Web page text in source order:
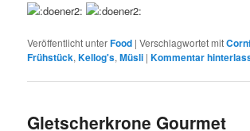
Veröffentlicht unterFood |Verschlagwortet mit
Frühstück,Kellog's,Müsli |Kommentar
Gletscherkrone Gourmet